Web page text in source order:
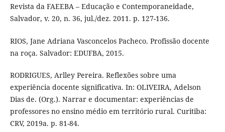
Revista da FAEEBA – Educação e Contemporaneidade,
Salvador, v. 20, n. 36, jul./dez. 2011. p. 127-136.
RIOS, Jane Adriana Vasconcelos Pacheco. Profissão docente
na roça. Salvador: EDUFBA, 2015.
RODRIGUES, Arlley Pereira. Reflexões sobre uma
experiência docente significativa. In: OLIVEIRA, Adelson
Dias de. (Org.). Narrar e documentar: experiências de
professores no ensino médio em território rural. Curitiba:
CRV, 2019a. p. 81-84.